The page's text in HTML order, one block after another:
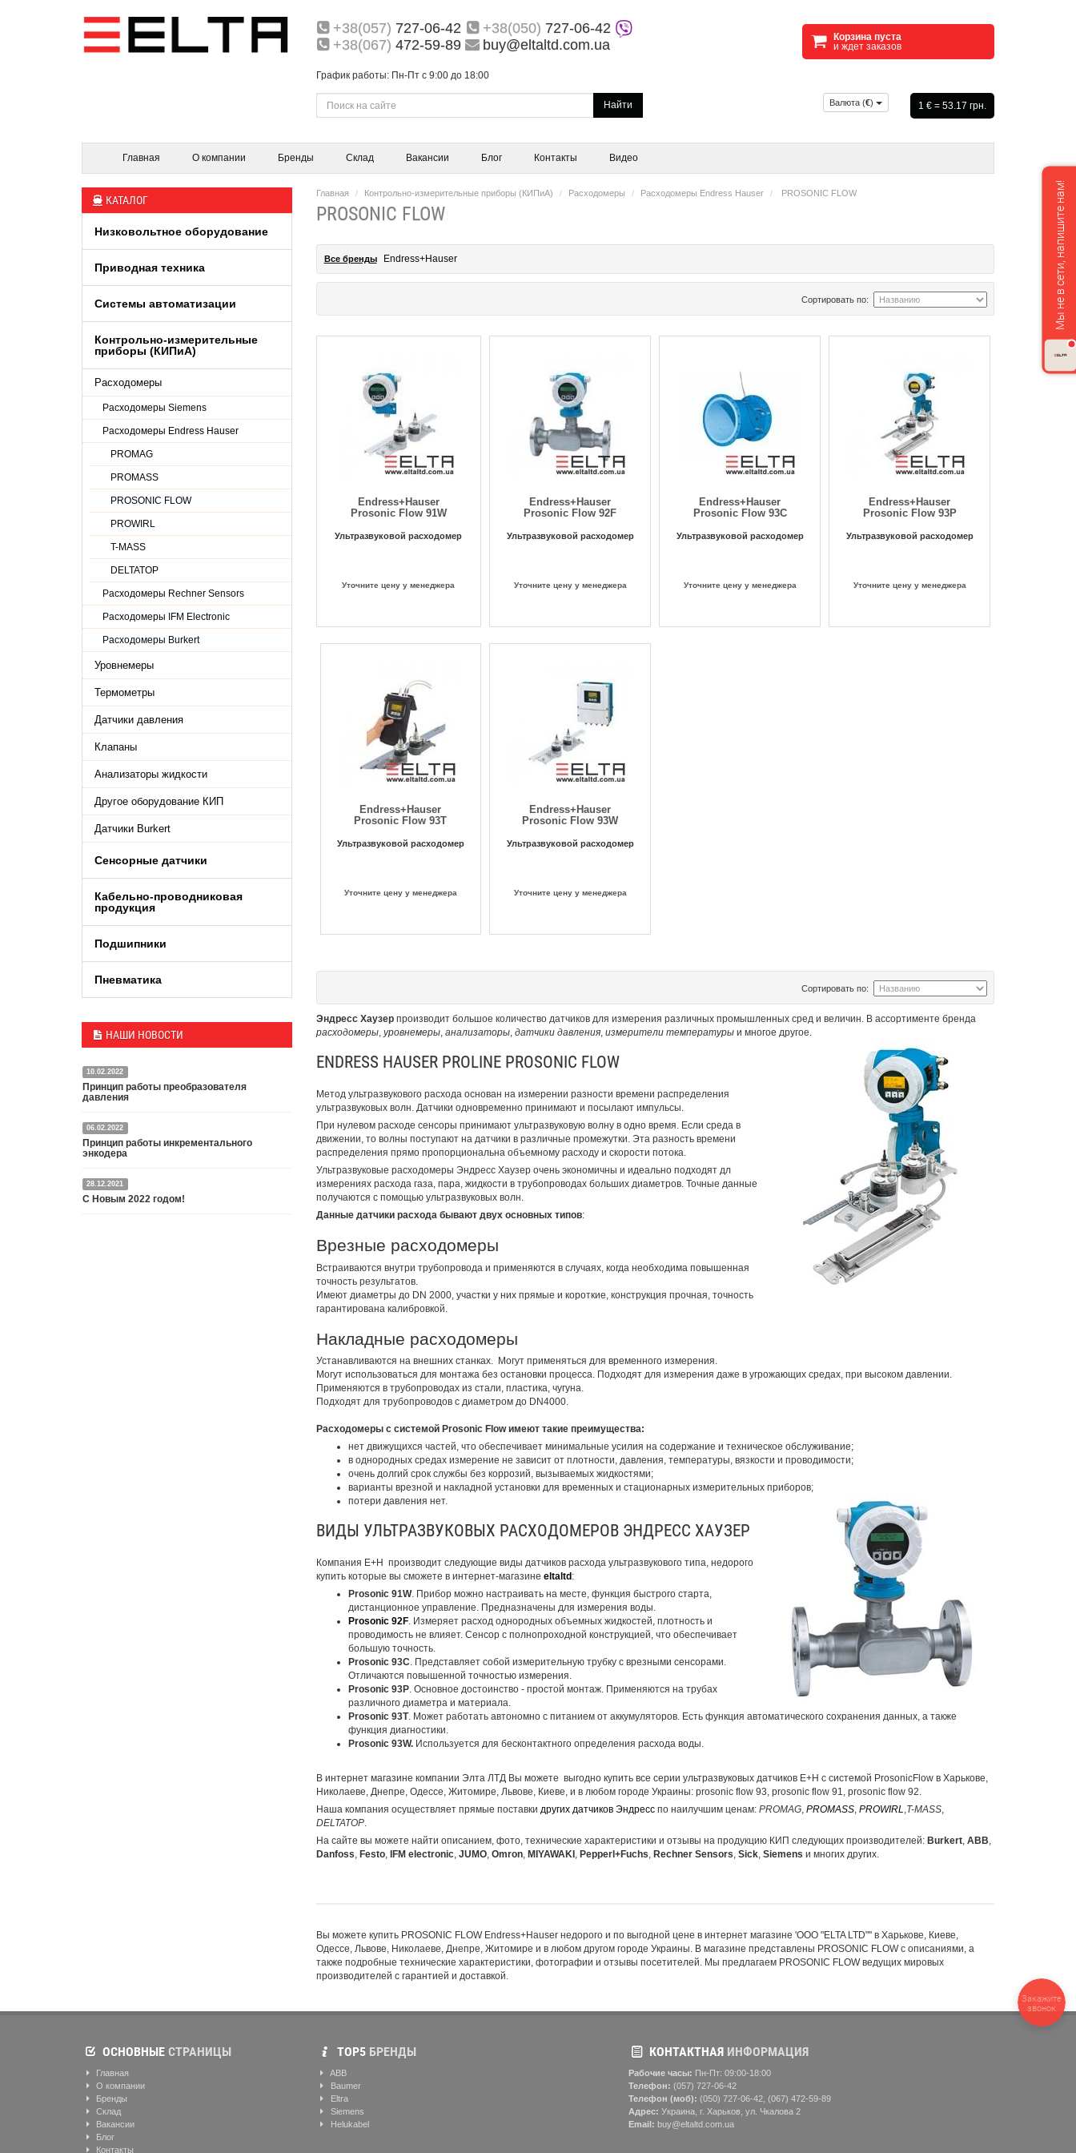
+38(057) 727-06-42 +38(050) 727-06-42
+38(067) 472-59-89 buy@eltaltd.com.ua
График работы: Пн-Пт с 9:00 до 18:00
Корзина пуста
и ждет заказов
Найти Валюта (€) 1 € = 53.17 грн.
Главная О компании Бренды Склад Вакансии Блог Контакты Видео
КАТАЛОГ
Низковольтное оборудование
Приводная техника
Системы автоматизации
Контрольно-измерительные
приборы (КИПиA)
Расходомеры
Расходомеры Siemens
Расходомеры Endress Hauser
PROMAG
PROMASS
PROSONIC FLOW
PROWIRL
T-MASS
DELTATOP
Расходомеры Rechner Sensors
Расходомеры IFM Electronic
Pасходомеры Burkert
Уровнемеры
Термометры
Датчики давления
Клапаны
Анализаторы жидкости
Другое оборудование КИП
Датчики Burkert
Сенсорные датчики
Кабельно-проводниковая
продукция
Подшипники
Пневматика
НАШИ НОВОСТИ
10.02.2022
Принцип работы преобразователя
давления
Датчик или преобразователь давления — это
специальное устройство, преобразующее
давление среды в пропорциональный
Подробнее
06.02.2022
Принцип работы инкрементального
энкодера
Энкодер представляет собой специальный датчик,
преобразующий угловое перемещение в
28.12.2021
С Новым 2022 годом!
Главная Контрольно-измерительные приборы (КИПиA) Расходомеры Расходомеры Endress Hauser PROSONIC FLOW
PROSONIC FLOW
Все бренды Endress+Hauser
Сортировать по:
Endress+Hauser
Prosonic Flow 91W
Ультразвуковой расходомер
Уточните цену у менеджера
Endress+Hauser
Prosonic Flow 92F
Ультразвуковой расходомер
Уточните цену у менеджера
Endress+Hauser
Prosonic Flow 93C
Ультразвуковой расходомер
Уточните цену у менеджера
Endress+Hauser
Prosonic Flow 93P
Ультразвуковой расходомер
Уточните цену у менеджера
Endress+Hauser
Prosonic Flow 93T
Ультразвуковой расходомер
Уточните цену у менеджера
Endress+Hauser
Prosonic Flow 93W
Ультразвуковой расходомер
Уточните цену у менеджера
Сортировать по:
Эндресс Хаузер производит большое количество датчиков для измерения различных промышленных сред и величин. В ассортименте бренда
расходомеры, уровнемеры, анализаторы, датчики давления, измерители температурыи многое другое.
ENDRESS HAUSER PROLINE PROSONIC FLOW
Метод ультразвукового расхода основан на измерении разности времени распределения
ультразвуковых волн. Датчики одновременно принимают и посылают импульсы.
При нулевом расходе сенсоры принимают ультразвуковую волну в одно время. Если среда в
движении, то волны поступают на датчики в различные промежутки. Эта разность времени
распределения прямо пропорциональна объемному расходу и скорости потока.
Ультразвуковые расходомеры Эндресс Хаузер очень экономичны и идеально подходят дл
измерениях расхода газа, пара, жидкости в трубопроводах больших диаметров. Точные данные
получаются с помощью ультразвуковых волн.
Данные датчики расхода бывают двух основных типов:
Врезные расходомеры
Встраиваются внутри трубопровода и применяются в случаях, когда необходима повышенная
точность результатов.
Имеют диаметры до DN 2000, участки у них прямые и короткие, конструкция прочная, точность
гарантирована калибровкой.
Накладные расходомеры
Устанавливаются на внешних станках. Могут применяться для временного измерения.
Могут использоваться для монтажа без остановки процесса. Подходят для измерения даже в угрожающих средах, при высоком давлении.
Применяются в трубопроводах из стали, пластика, чугуна.
Подходят для трубопроводов с диаметром до DN4000.
Расходомеры с системой Prosonic Flow имеют такие преимущества:
нет движущихся частей, что обеспечивает минимальные усилия на содержание и техническое обслуживание;
в однородных средах измерение не зависит от плотности, давления, температуры, вязкости и проводимости;
очень долгий срок службы без коррозий, вызываемых жидкостями;
варианты врезной и накладной установки для временных и стационарных измерительных приборов;
потери давления нет.
ВИДЫ УЛЬТРАЗВУКОВЫХ РАСХОДОМЕРОВ ЭНДРЕСС ХАУЗЕР
Компания E+H производит следующие виды датчиков расхода ультразвукового типа, недорого
купить которые вы сможете в интернет-магазине eltaltd :
Prosonic 91W. Прибор можно настраивать на месте, функция быстрого старта,
дистанционное управление. Предназначены для измерения воды.
Prosonic 92F. Измеряет расход однородных объемных жидкостей, плотность и
проводимость не влияет. Сенсор с полнопроходной конструкцией, что обеспечивает
большую точность.
Prosonic 93C. Представляет собой измерительную трубку с врезными сенсорами.
Отличаются повышенной точностью измерения.
Prosonic 93P. Основное достоинство - простой монтаж. Применяются на трубах
различного диаметра и материала.
Prosonic 93T. Может работать автономно с питанием от аккумуляторов. Есть функция автоматического сохранения данных, а также
функция диагностики.
Prosonic 93W.Используется для бесконтактного определения расхода воды.
В интернет магазине компании Элта ЛТД Вы можете выгодно купить все серии ультразвуковых датчиков E+H с системой ProsonicFlow в Харькове,
Николаеве, Днепре, Одессе, Житомире, Львове, Киеве, и в любом городе Украины: prosonic flow 93, prosonic flow 91, prosonic flow 92.
Наша компания осуществляет прямые поставки других датчиков Эндресспо наилучшим ценам: PROMAG, PROMASS, PROWIRL T-MASS,
DELTATOP.
На сайте вы можете найти описанием, фото, технические характеристики и отзывы на продукцию КИП следующих производителей: Burkert, ABB
Danfoss Festo, IFM electronic, JUMO, Omron, MIYAWAKI, Pepperl+Fuchs Rechner Sensors Sick, Siemens и многих других.
Вы можете купить PROSONIC FLOW Endress+Hauser недорого и по выгодной цене в интернет магазине 'ООО "ELTA LTD"'' в Харькове, Киеве,
Одессе, Львове, Николаеве, Днепре, Житомире и в любом другом городе Украины. В магазине представлены PROSONIC FLOW с описаниями, а
также подробные технические характеристики, фотографии и отзывы посетителей. Мы предлагаем PROSONIC FLOW ведущих мировых
производителей с гарантией и доставкой.
ОСНОВНЫЕ СТРАНИЦЫ
Главная
О компании
Бренды
Склад
Вакансии
Блог
Контакты
ТОР5БРЕНДЫ
ABB
Baumer
Eltra
Siemens
Helukabel
КОНТАКТНАЯИНФОРМАЦИЯ
Рабочие часы: Пн-Пт: 09:00-18:00
Телефон: (057) ‎727-06-42
Телефон (моб): (050) 727-06-42, (067) 472-59-89
Адрес: Украина, г. Харьков, ул. Чкалова 2
Email: buy@eltaltd.com.ua
Закажите
звонок
Мы не в сети, напишите нам!